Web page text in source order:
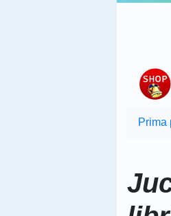
Prima